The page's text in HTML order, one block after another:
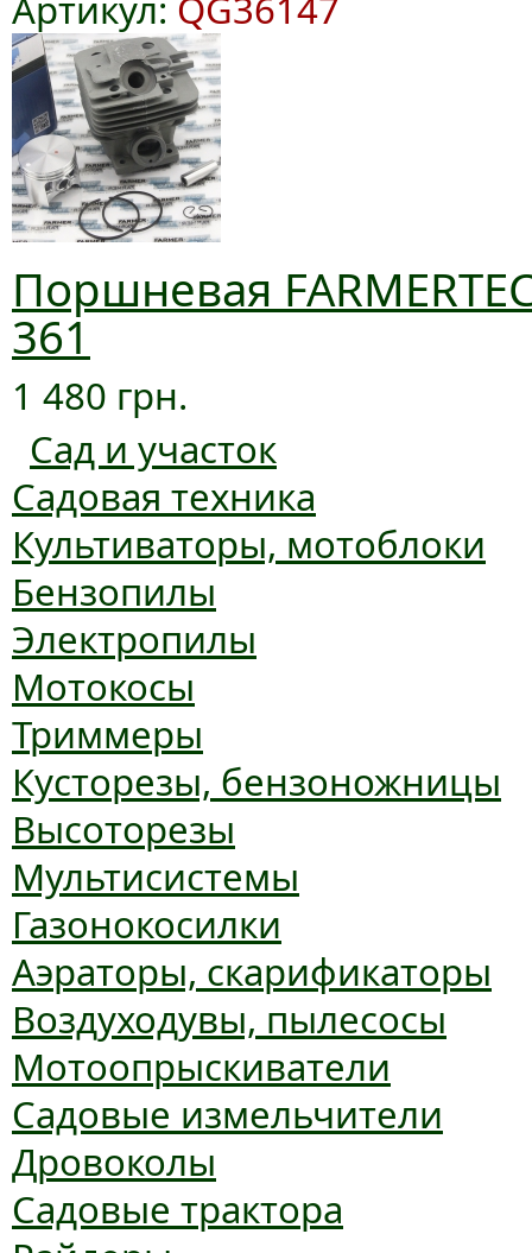
Поршневая
361
1 480 грн.
Сад и участок
Садовая техника
Культиваторы, мотоблоки
Бензопилы
Электропилы
Мотокосы
Триммеры
Кусторезы, бензоножницы
Высоторезы
Мультисистемы
Газонокосилки
Аэраторы, скарификаторы
Воздуходувы, пылесосы
Мотоопрыскиватели
Садовые измельчители
Дровоколы
Садовые трактора